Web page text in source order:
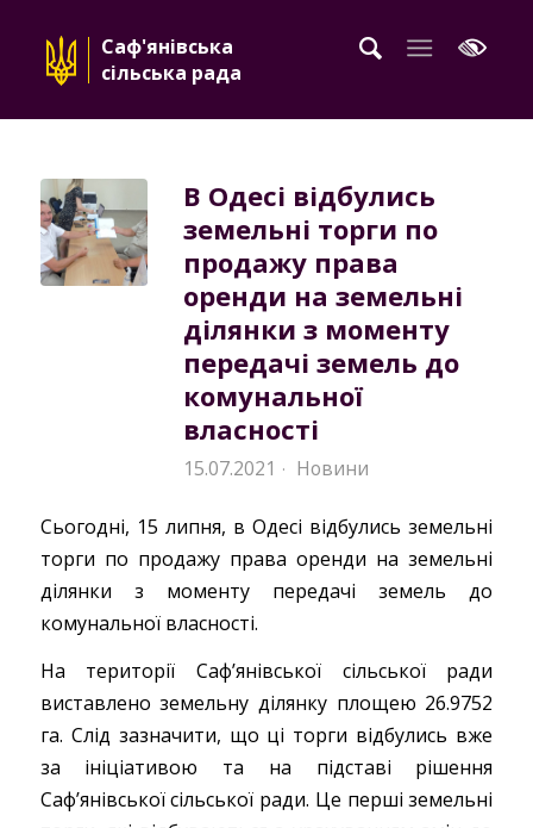
Саф'янівська
сільська рада
В Одесі відбулись
земельні торги по
продажу права
оренди на земельні
ділянки з моменту
передачі земель до
комунальної
власності
15.07.2021 · Новини
Сьогодні, 15 липня, в Одесі відбулись земельні
торги по продажу права оренди на земельні
ділянки з моменту передачі земель до
комунальної власності.
На території Саф’янівської сільської ради
виставлено земельну ділянку площею 26.9752
га. Слід зазначити, що ці торги відбулись вже
за ініціативою та на підставі рішення
Саф’янівської сільської ради. Це перші земельні